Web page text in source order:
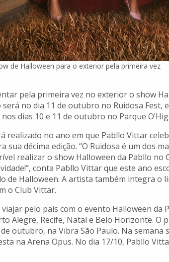
de Halloween para o exterior pela primeira vez
pela primeira vez no exterior o show
no dia 11 de outubro no Ruidosa Fest,
dias 10 e 11 de outubro no Parque
realizado no ano em que Pabllo Vittar
sua décima edição. “O Ruidosa é um dos
realizar o show Halloween da Pabllo no
conta Pabllo Vittar que este ano
de Halloween. A artista também integra o
o Club Vittar.
pelo país com o evento Halloween da
Alegre, Recife, Natal e Belo Horizonte. O
outubro, na Vibra São Paulo. Na semana
na Arena Opus. No dia 17/10, Pabllo